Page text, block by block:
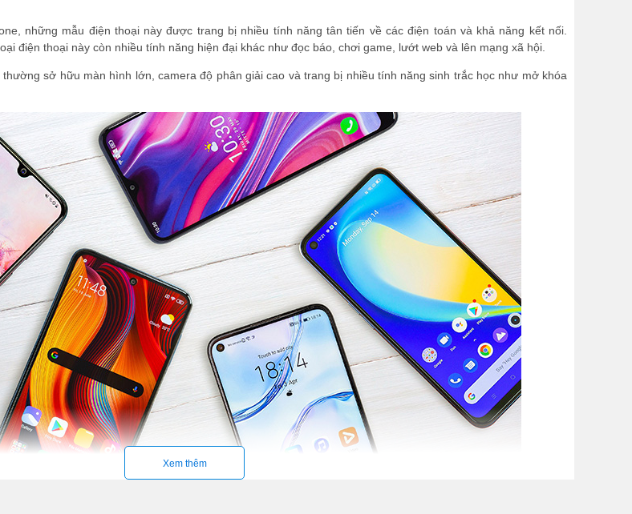
những mẫu điện thoại này được trang bị nhiều tính năng tân tiến về các điện toán và khả năng kết nối.
điện thoại này còn nhiều tính năng hiện đại khác như đọc báo, chơi game, lướt web và lên mạng xã hội.
sở hữu màn hình lớn, camera độ phân giải cao và trang bị nhiều tính năng sinh trắc học như mở khóa
Xem thêm